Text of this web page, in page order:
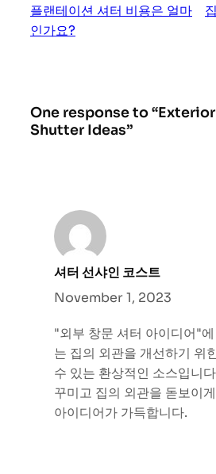
플랜테이션 셔터 비용은 얼마
인가요?
One response to
Shutter Ideas”
셔터 선샤인 코스트
November 1, 2023
"외부 창문 셔터 아이디어"
는 집의 외관을 개선하기 위
수 있는 환상적인 소스입니
꾸미고 집의 외관을 돋보이
아이디어가 가득합니다.